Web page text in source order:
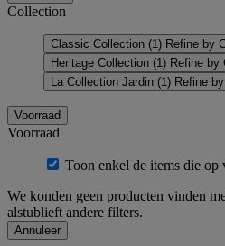
Collection
Classic Collection (1) Refine by
Heritage Collection (1) Refine by
La Collection Jardin (1) Refine
Voorraad
Voorraad
Toon enkel de items die op
We konden geen producten vinden
alstublieft andere filters.
Annuleer